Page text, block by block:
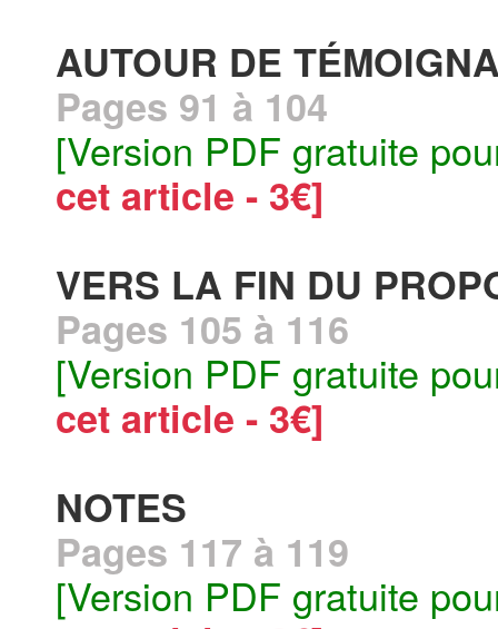
AUTOUR DE
Pages 91 à 104
[Version PDF gratuite
cet article - 3€]
VERS LA FIN DU
Pages 105 à 116
[Version PDF gratuite
cet article - 3€]
NOTES
Pages 117 à 119
[Version PDF gratuite